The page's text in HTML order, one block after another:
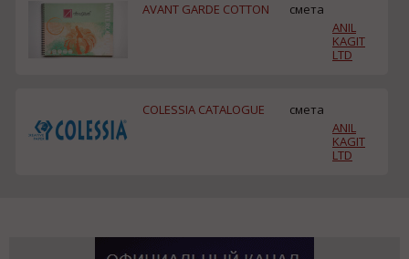
AVANT GARDE COTTON
смета
ANIL
KAGIT
LTD
COLESSIA CATALOGUE
смета
ANIL
KAGIT
LTD